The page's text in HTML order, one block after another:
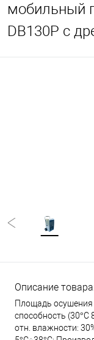
мобильный
DB130P с
Описание
Площадь
способность (30°С
отн. влажности: